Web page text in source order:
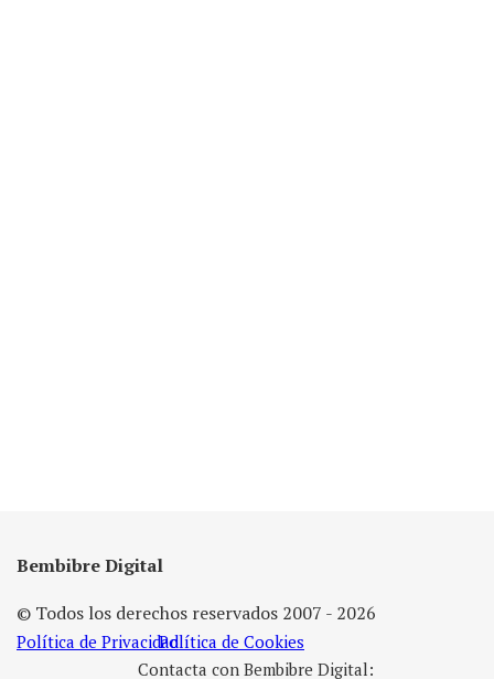
Bembibre Digital
© Todos los derechos reservados 2007 - 2026
Política de PrivacidadPolítica de Cookies
Contacta con Bembibre Digital: